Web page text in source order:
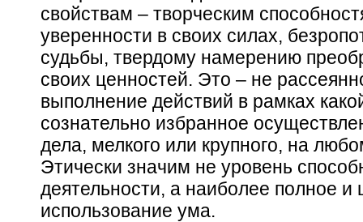
свойствам – творческим
уверенности в своих силах,
судьбы, твердому намерению
своих ценностей. Это – не
выполнение действий в рамках
сознательно избранное
дела, мелкого или крупного, на
Этически значим не уровень
деятельности, а наиболее полное и
использование ума.